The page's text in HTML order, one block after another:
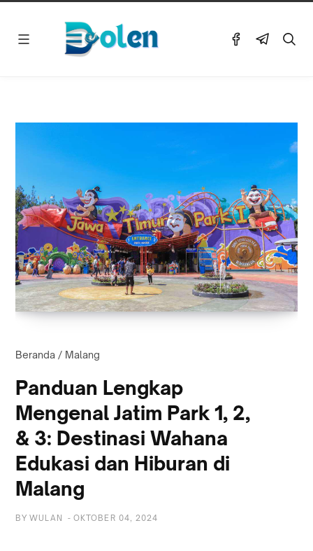
Beranda / Malang
Panduan Lengkap
Mengenal Jatim Park 1, 2,
& 3: Destinasi Wahana
Edukasi dan Hiburan di
Malang
BY WULAN - OKTOBER 04, 2024